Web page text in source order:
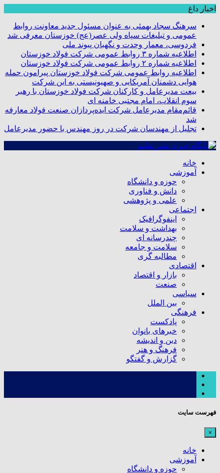
اخبار داغ
سرهنگ سجاد بهمئی به عنوان مسئول جدید معاونت روابط
عمومی و تبلیغات سپاه ولی عصر(عج) خوزستان معرفی شد
فردوسی، معمار وحدت و نگهبان پیوند ملی
اطلاعیه شماره ۳ روابط عمومی شرکت فولاد خوزستان
اطلاعیه شماره ۲ روابط عمومی شرکت فولاد خوزستان
اطلاعیه روابط عمومی شرکت فولاد خوزستان پیرامون حمله
هوایی دشمنان آمریکایی و صهیونیستی به این شرکت
بیعت مدیرعامل و کارکنان شرکت فولاد خوزستان با رهبر
سوم انقلاب، امام مجتبی خامنه ای
قائم‌مقام مدیرعامل شرکت ایده‌پردازان صنعت فولاد معارفه
شد
تجلیل از مهندسان شرکت در روز مهندس با حضور مدیرعامل
خانه
آموزشی
حوزه و دانشگاه
دانش و فناوری
علمی و پژوهشی
اجتماعی
اینفوگرافیک
بهداشت و سلامت
چندرسانه ای
سلامت و جامعه
مطالبه گری
اقتصادی
بازار و اقتصاد
صنعت
سیاسی
بین الملل
فرهنگی
پادکست
خبرهای بانوان
دین و اندیشه
فرهنگ و هنر
گزارش و گفتگو
فهرست سایت
×
خانه
آموزشی
حوزه و دانشگاه